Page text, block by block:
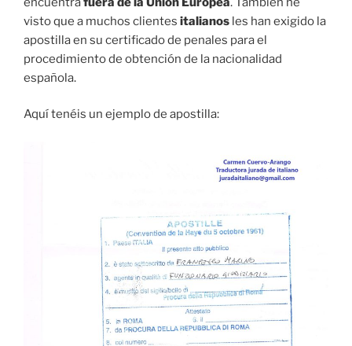
visto que a muchos clientes italianos les han exigido la
apostilla en su certificado de penales para el
procedimiento de obtención de la nacionalidad
española.
Aquí tenéis un ejemplo de apostilla: